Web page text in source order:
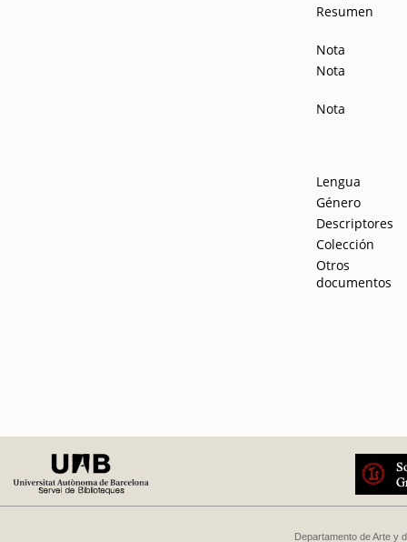
Resumen
Nota
Nota
Nota
Lengua
Género
Descriptores
Colección
Otros
documentos
Departamento de Arte y